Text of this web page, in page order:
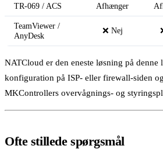
TR-069 / ACS Afhænger
TeamViewer /
AnyDesk
❌ Nej
NATCloud er den eneste løsning på
konfiguration på ISP- eller firewall-siden
MKControllers overvågnings- og
Ofte stillede spørgsmål